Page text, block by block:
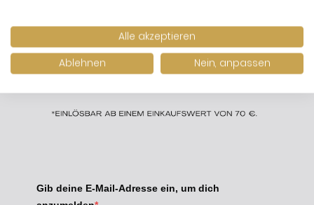
Gib deine E-Mail-Adresse ein, um dich
Alle akzeptieren
Ablehnen
Nein, anpassen